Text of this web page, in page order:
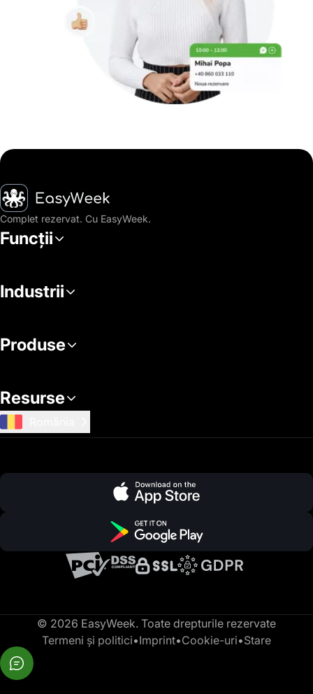
Pagina principală
Complet rezervat. Cu EasyWeek.
Funcții
Industrii
Produse
Resurse
© 2026 EasyWeek. Toate drepturile rezervate
Termeni și politici•Imprint•Cookie-uri•Stare